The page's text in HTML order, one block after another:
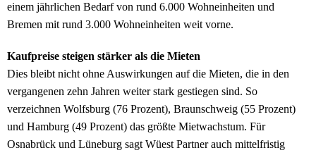
einem jährlichen Bedarf von rund 6.000 Wohneinheiten und
Bremen mit rund 3.000 Wohneinheiten weit vorne.
Kaufpreise steigen stärker als die Mieten
Dies bleibt nicht ohne Auswirkungen auf die Mieten, die in den
vergangenen zehn Jahren weiter stark gestiegen sind. So
verzeichnen Wolfsburg (76 Prozent), Braunschweig (55 Prozent)
und Hamburg (49 Prozent) das größte Mietwachstum. Für
Osnabrück und Lüneburg sagt Wüest Partner auch mittelfristig